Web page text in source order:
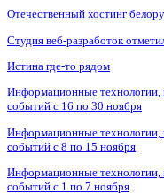
Отечественный хостинг
Студия веб-разработок
Истина где-то рядом
Информационные технологии,
событий с 16 по 30 ноября
Информационные технологии,
событий с 8 по 15 ноября
Информационные технологии,
событий с 1 по 7 ноября